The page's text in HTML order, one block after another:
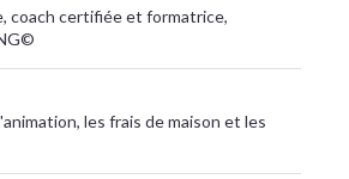
coach certifiée et formatrice,
les frais de maison et les